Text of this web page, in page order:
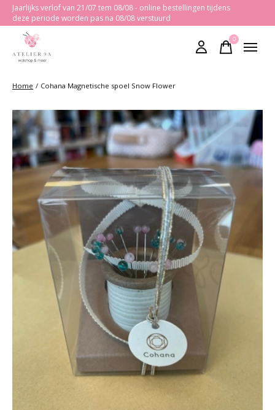
Jaarlijks verlof van 21/07 tem 08/08 - online bestellingen tijdens
deze periode worden pas na 08/08 verstuurd
0items
Home / Cohana Magnetische spoel Snow Flower
Slideshow Items